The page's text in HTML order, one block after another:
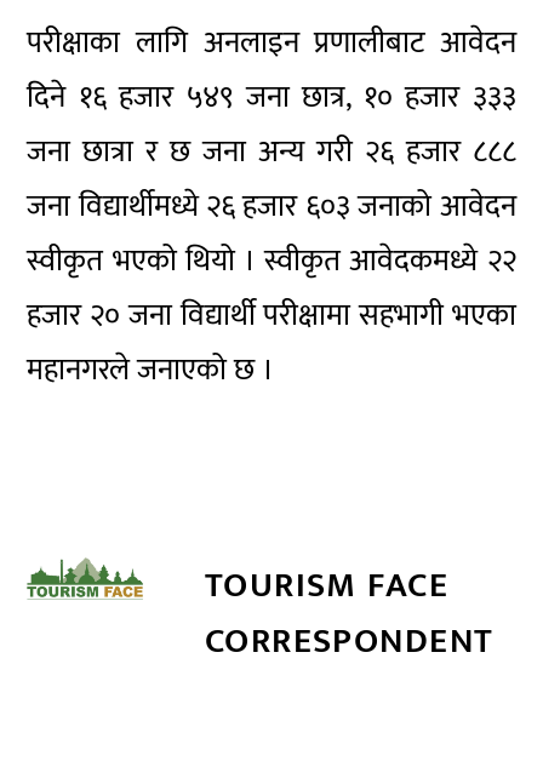
परीक्षाका लागि अनलाइन प्रणालीबाट आवेदन
दिने १६ हजार ५४९ जना छात्र, १० हजार ३३३
जना छात्रा र छ जना अन्य गरी २६ हजार ८८८
जना विद्यार्थीमध्ये २६ हजार ६०३ जनाको आवेदन
स्वीकृत भएको थियो । स्वीकृत आवेदकमध्ये २२
हजार २० जना विद्यार्थी परीक्षामा सहभागी भएका
महानगरले जनाएको छ ।
TOURISM FACE
CORRESPONDENT